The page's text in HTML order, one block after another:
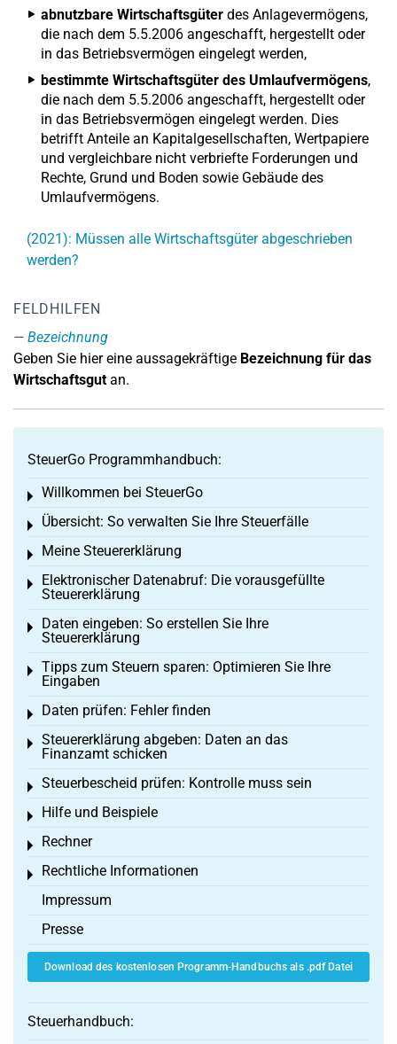
abnutzbare Wirtschaftsgüter des Anlagevermögens,
die nach dem 5.5.2006 angeschafft, hergestellt oder
in das Betriebsvermögen eingelegt werden,
bestimmte Wirtschaftsgüter des Umlaufvermögens,
die nach dem 5.5.2006 angeschafft, hergestellt oder
in das Betriebsvermögen eingelegt werden. Dies
betrifft Anteile an Kapitalgesellschaften, Wertpapiere
und vergleichbare nicht verbriefte Forderungen und
Rechte, Grund und Boden sowie Gebäude des
Umlaufvermögens.
(2021): Müssen alle Wirtschaftsgüter abgeschrieben
werden?
FELDHILFEN
Bezeichnung
Geben Sie hier eine aussagekräftige Bezeichnung für das
Wirtschaftsgutan.
SteuerGo Programmhandbuch:
Willkommen bei SteuerGo
Toggle menu
Übersicht: So verwalten Sie Ihre Steuerfälle
Toggle menu
Meine Steuererklärung
Toggle menu
Elektronischer Datenabruf: Die vorausgefüllte
Steuererklärung
Toggle menu
Daten eingeben: So erstellen Sie Ihre
Steuererklärung
Toggle menu
Tipps zum Steuern sparen: Optimieren Sie Ihre
Eingaben
Toggle menu
Daten prüfen: Fehler finden
Toggle menu
Steuererklärung abgeben: Daten an das
Finanzamt schicken
Toggle menu
Steuerbescheid prüfen: Kontrolle muss sein
Toggle menu
Hilfe und Beispiele
Toggle menu
Rechner
Toggle menu
Rechtliche Informationen
Toggle menu
Impressum
Presse
Download des kostenlosen Programm-Handbuchs als .pdf Datei
Steuerhandbuch: